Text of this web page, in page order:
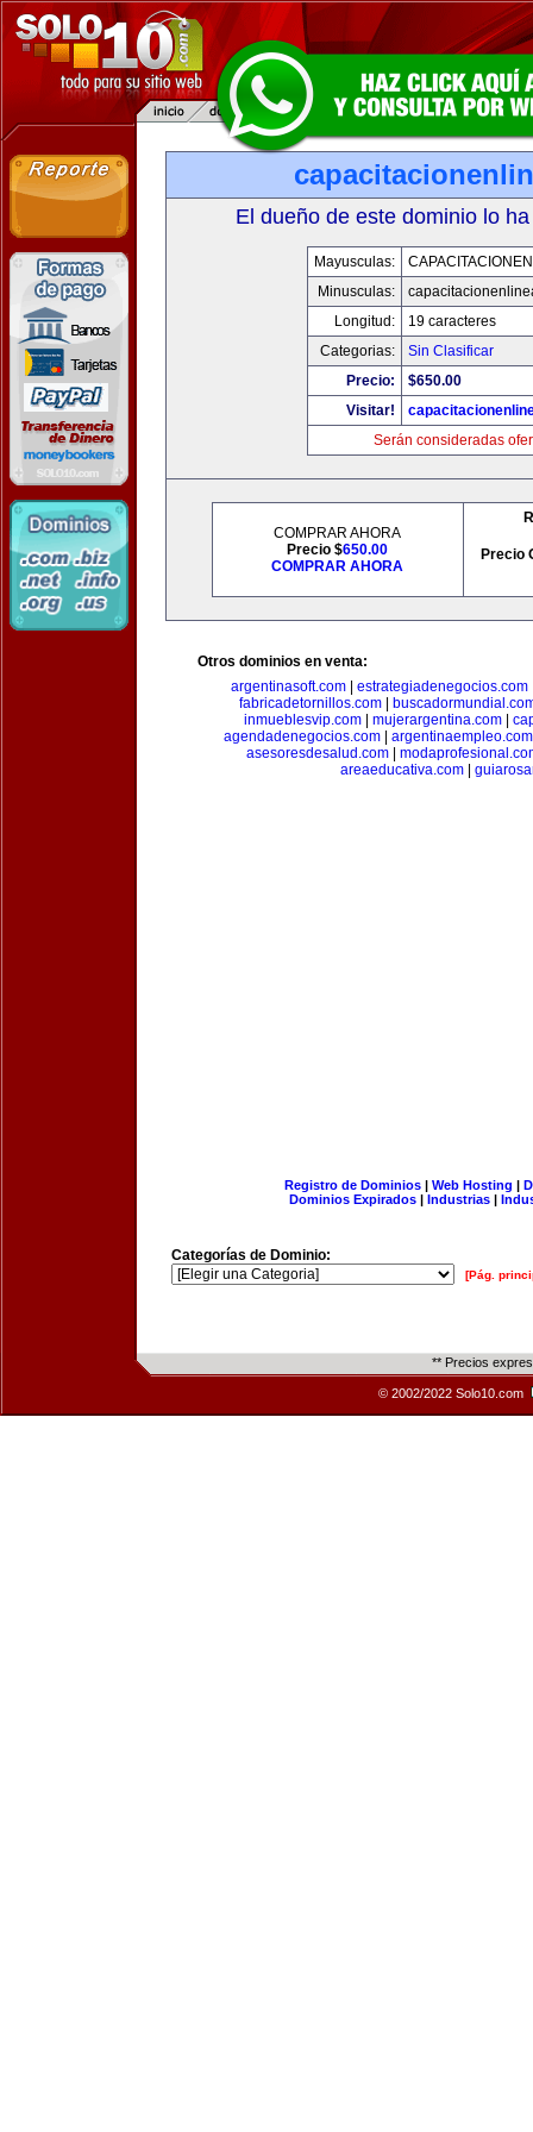
El dueño de este dominio lo
Mayusculas:
Minusculas:
Longitud:
19 caracteres
Categorias:
Sin Clasificar
Precio:
$650.00
Visitar!
Serán consideradas
COMPRAR AHORA
Precio $650.00
COMPRAR AHORA
Precio
Otros dominios en venta:
argentinasoft.com| estrategiadenegocios.com
fabricadetornillos.com
inmueblesvip.com
mujerargentina.com
agendadenegocios.com| argentinaempleo.com
asesoresdesalud.com|
areaeducativa.com|
Registro de Dominios| Web Hosting |
Dominios Expirados | Industrias |
Categorías de Dominio:
[Pág.
** Precios
© 2002/2022 Solo10.com